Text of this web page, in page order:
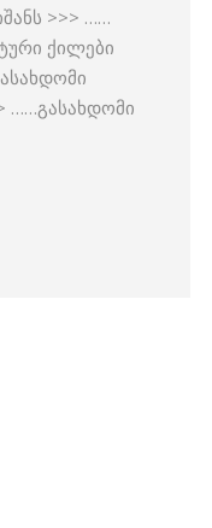
>>> ……
ქილები
……გასახდომი